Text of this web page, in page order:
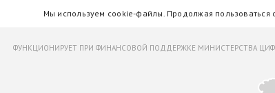
Мы используем cookie-файлы. Продолжая пользоваться
ФУНКЦИОНИРУЕТ ПРИ ФИНАНСОВОЙ ПОДДЕРЖКЕ МИНИСТЕРСТВА